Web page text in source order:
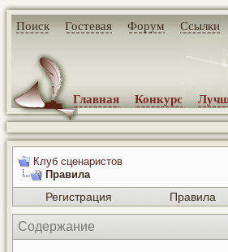
Поиск Гостевая Форум Ссылки
Главная Конкурс
Клуб сценаристов
Правила
Регистрация Правила
Содержание